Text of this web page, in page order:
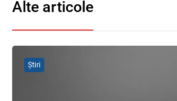
Facilități fiscale pentru
regulamentul de aplicare
Alte articole
Știri